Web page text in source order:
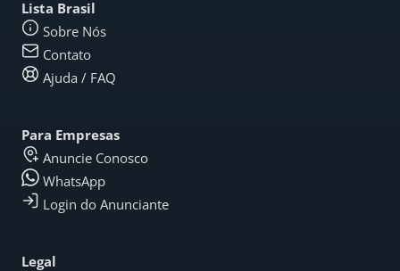
Lista Brasil
Sobre Nós
Contato
Ajuda / FAQ
Para Empresas
Anuncie Conosco
WhatsApp
Login do Anunciante
Legal